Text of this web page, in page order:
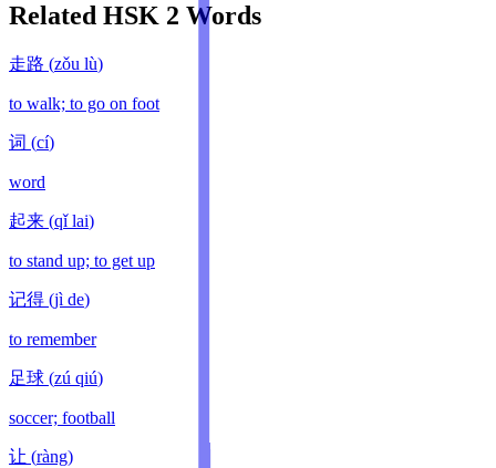
Related HSK 2 Words
走路 (zǒu lù)
to walk; to go on foot
词 (cí)
word
起来 (qǐ lai)
to stand up; to get up
记得 (jì de)
to remember
足球 (zú qiú)
soccer; football
让 (ràng)